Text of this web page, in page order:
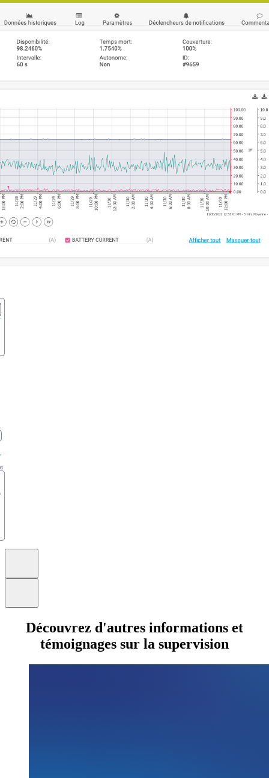
Découvrez d'autres informations et
témoignages sur la supervision